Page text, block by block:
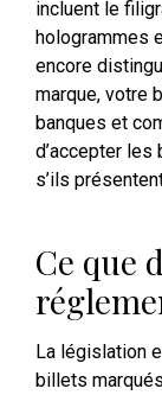
incluent le
hologrammes
encore
marque, votre
banques et
d’accepter
s’ils
Ce que
La législation
billets